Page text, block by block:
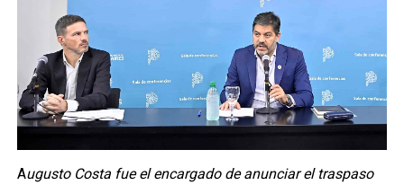
Augusto Costa fue el encargado de anunciar el traspaso